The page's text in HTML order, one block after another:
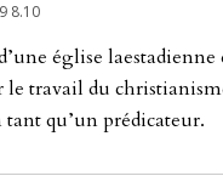
8.10
église
le tra­vail du
tant qu’un prédi­ca­teur.